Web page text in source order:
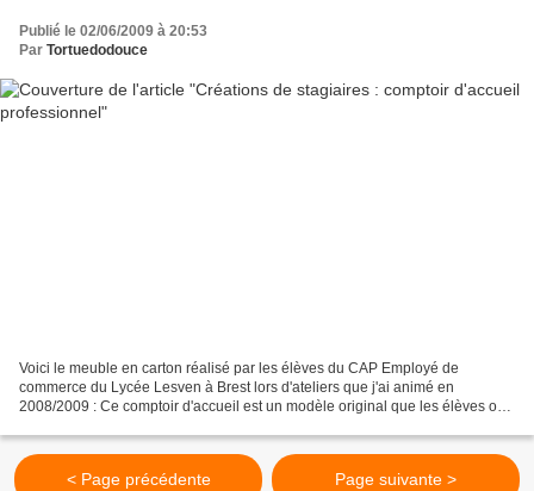
Publié le 02/06/2009 à 20:53
Par Tortuedodouce
Voici le meuble en carton réalisé par les élèves du CAP Employé de
commerce du Lycée Lesven à Brest lors d'ateliers que j'ai animé en
2008/2009 : Ce comptoir d'accueil est un modèle original que les élèves ont
< Page précédente Page suivante >